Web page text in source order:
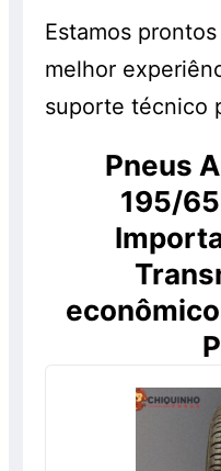
Estamos
melhor
suporte técnico
Pneus
195/